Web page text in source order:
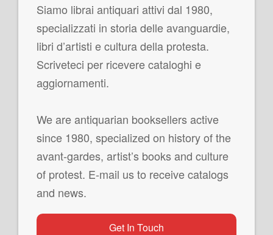
Siamo librai antiquari attivi dal 1980,
specializzati in storia delle avanguardie,
libri d’artisti e cultura della protesta.
Scriveteci per ricevere cataloghi e
aggiornamenti.
We are antiquarian booksellers active
since 1980, specialized on history of the
avant-gardes, artist’s books and culture
of protest. E-mail us to receive catalogs
and news.
Get In Touch